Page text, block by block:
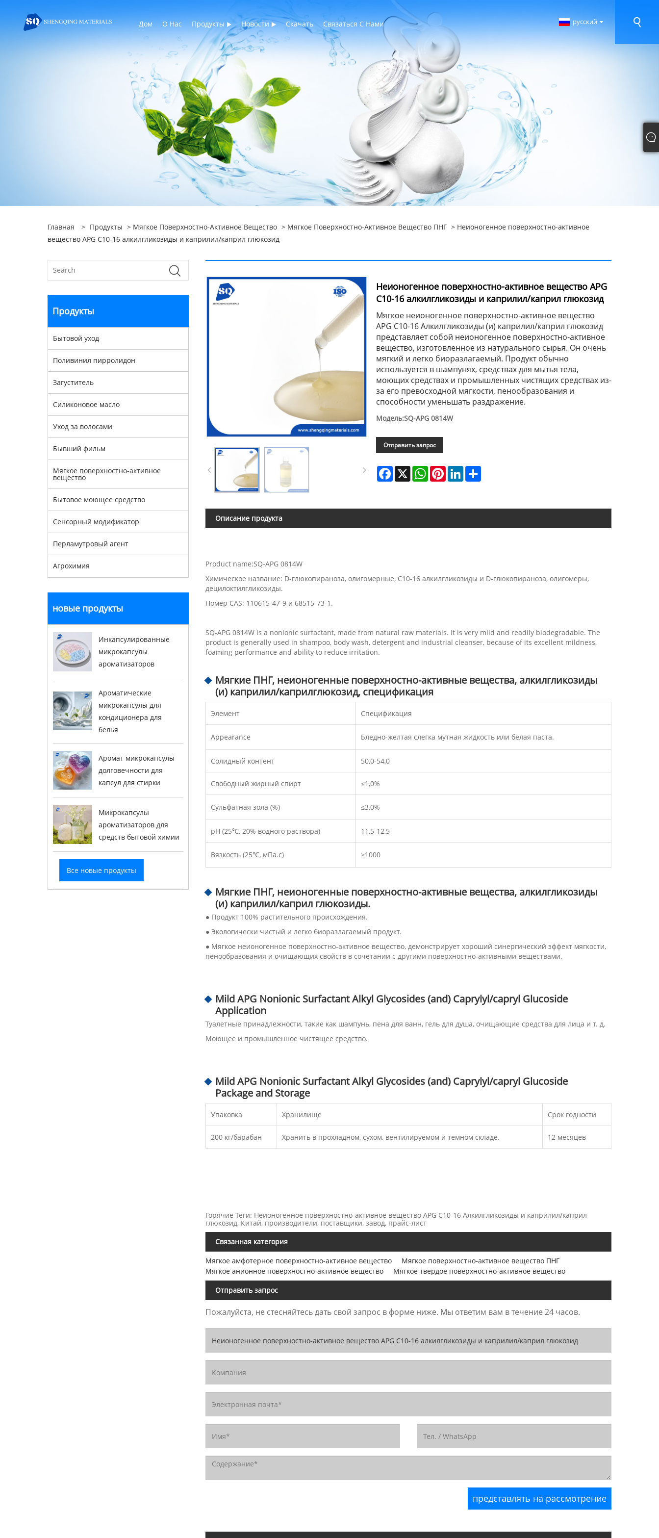
Дом О Нас Продукты Новости Скачать Связаться С Нами русский
Главная > Продукты > Мягкое Поверхностно-Активное Вещество > Мягкое Поверхностно-Активное Вещество ПНГ > Неионогенное поверхностно-активное
вещество APG C10-16 алкилгликозиды и каприлил/каприл глюкозид
Продукты
Бытовой уход
Поливинил пирролидон
Загуститель
Силиконовое масло
Уход за волосами
Бывший фильм
Мягкое поверхностно-активное
вещество
Бытовое моющее средство
Сенсорный модификатор
Перламутровый агент
Агрохимия
новые продукты
Инкапсулированные
микрокапсулы
ароматизаторов
Ароматические
микрокапсулы для
кондиционера для
белья
Аромат микрокапсулы
долговечности для
капсул для стирки
Микрокапсулы
ароматизаторов для
средств бытовой химии
Все новые продукты
Неионогенное поверхностно-активное вещество APG
C10-16 алкилгликозиды и каприлил/каприл глюкозид
Мягкое неионогенное поверхностно-активное вещество
APG C10-16 Алкилгликозиды (и) каприлил/каприл глюкозид
представляет собой неионогенное поверхностно-активное
вещество, изготовленное из натурального сырья. Он очень
мягкий и легко биоразлагаемый. Продукт обычно
используется в шампунях, средствах для мытья тела,
моющих средствах и промышленных чистящих средствах из-
за его превосходной мягкости, пенообразования и
способности уменьшать раздражение.
Модель:SQ-APG 0814W
Отправить запрос
Facebook
X WhatsAppPinterestLinkedInShare
Описание продукта
Product name:SQ-APG 0814W
Химическое название: D-глюкопираноза, олигомерные, C10-16 алкилгликозиды и D-глюкопираноза, олигомеры,
децилоктилгликозиды.
Номер CAS: 110615-47-9 и 68515-73-1.
SQ-APG 0814W is a nonionic surfactant, made from natural raw materials. It is very mild and readily biodegradable. The
product is generally used in shampoo, body wash, detergent and industrial cleanser, because of its excellent mildness,
foaming performance and ability to reduce irritation.
Мягкие ПНГ, неионогенные поверхностно-активные вещества, алкилгликозиды
(и) каприлил/каприлглюкозид, спецификация
Элемент Спецификация
Appearance Бледно-желтая слегка мутная жидкость или белая паста.
Солидный контент 50,0-54,0
Свободный жирный спирт ≤1,0%
Сульфатная зола (%) ≤3,0%
pH (25℃, 20% водного раствора) 11,5-12,5
Вязкость (25℃, мПа.с) ≥1000
Мягкие ПНГ, неионогенные поверхностно-активные вещества, алкилгликозиды
(и) каприлил/каприл глюкозиды.
● Продукт 100% растительного происхождения.
● Экологически чистый и легко биоразлагаемый продукт.
● Мягкое неионогенное поверхностно-активное вещество, демонстрирует хороший синергический эффект мягкости,
пенообразования и очищающих свойств в сочетании с другими поверхностно-активными веществами.
Mild APG Nonionic Surfactant Alkyl Glycosides (and) Caprylyl/capryl Glucoside
Application
Туалетные принадлежности, такие как шампунь, пена для ванн, гель для душа, очищающие средства для лица и т. д.
Моющее и промышленное чистящее средство.
Mild APG Nonionic Surfactant Alkyl Glycosides (and) Caprylyl/capryl Glucoside
Package and Storage
Упаковка Хранилище Срок годности
200 кг/барабан Хранить в прохладном, сухом, вентилируемом и темном складе. 12 месяцев
Горячие Теги: Неионогенное поверхностно-активное вещество APG C10-16 Алкилгликозиды и каприлил/каприл
глюкозид, Китай, производители, поставщики, завод, прайс-лист
Связанная категория
Мягкое амфотерное поверхностно-активное вещество
Мягкое поверхностно-активное вещество ПНГ
Мягкое анионное поверхностно-активное вещество
Мягкое твердое поверхностно-активное вещество
Отправить запрос
Пожалуйста, не стесняйтесь дать свой запрос в форме ниже. Мы ответим вам в течение 24 часов.